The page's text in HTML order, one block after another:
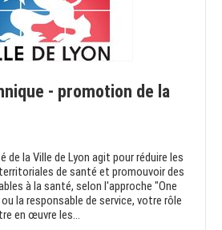
- promotion de la
de la Ville de Lyon agit pour réduire les
de santé et promouvoir des
à la santé, selon l'approche "One
la responsable de service, votre rôle
en œuvre les...